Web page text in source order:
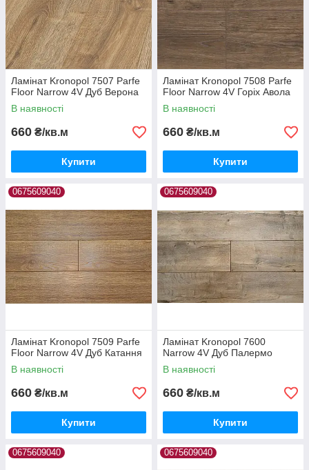
Ламінат Kronopol 7507 Parfe
Floor Narrow 4V Дуб Верона
В наявності
660 ₴/кв.м
Купити
Ламінат Kronopol 7508 Parfe
Floor Narrow 4V Горіх Авола
В наявності
660 ₴/кв.м
Купити
0675609040
Ламінат Kronopol 7509 Parfe
Floor Narrow 4V Дуб Катання
В наявності
660 ₴/кв.м
Купити
0675609040
Ламінат Kronopol 7600
Narrow 4V Дуб Палермо
В наявності
660 ₴/кв.м
Купити
0675609040 0675609040